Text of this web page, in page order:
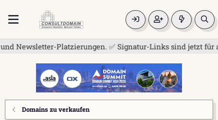
Platzierungen. ✅ Signatur-Links sind jetzt für alle
Domains zu verkaufen